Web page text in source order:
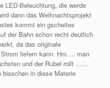
LED-Beleuchtung, die werde
dann das Weihnachtsprojekt
kommt ein gscheites
der Bahn schon recht deutlich
da das originale
Strom liefern kann. Hm…. man
und der Rubel rollt ……
in diese Materie